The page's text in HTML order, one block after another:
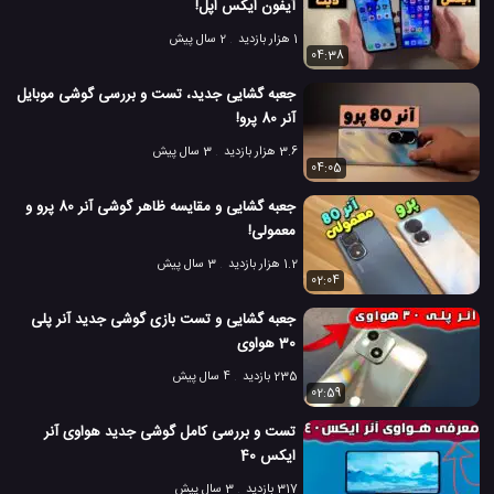
# موبایل آنر 50 پرو هواوی # موبایل ردمی K40 شیائومی
7.5 هزار بازدید
5 سال پیش بررسی تکنولوژی
آیفون ایکس اپل!
1 هزار بازدید
2 سال پیش
04:38
جعبه گشایی جدید، تست و بررسی گوشی موبایل
آنر 80 پرو!
3.6 هزار بازدید
3 سال پیش
04:05
جعبه گشایی و مقایسه ظاهر گوشی آنر 80 پرو و
معمولی!
1.2 هزار بازدید
3 سال پیش
02:04
جعبه گشایی و تست بازی گوشی جدید آنر پلی
30 هواوی
235 بازدید
4 سال پیش
02:59
تست و بررسی کامل گوشی جدید هواوی آنر
ایکس 40
317 بازدید 3 سال پیش